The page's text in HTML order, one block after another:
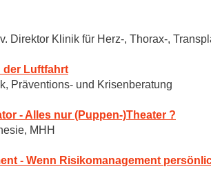
Direktor Klinik für Herz-, Thorax-,
der Luftfahrt
Präventions- und Krisenberatung
- Alles nur (Puppen-)Theater ?
MHH
- Wenn Risikomanagement